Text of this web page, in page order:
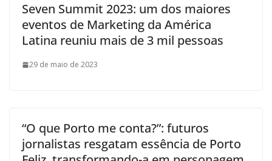
Seven Summit 2023: um dos maiores
eventos de Marketing da América
Latina reuniu mais de 3 mil pessoas
29 de maio de 2023
“O que Porto me conta?”: futuros
jornalistas resgatam essência de Porto